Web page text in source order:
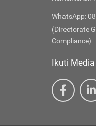
WhatsApp:
(Directorate
Compliance)
Ikuti